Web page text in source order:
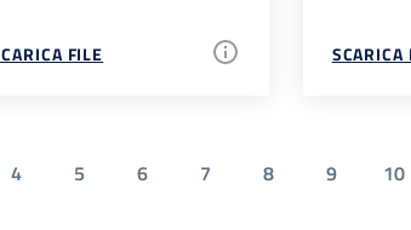
FILE SCARICA
4 5 6 7 8 9 10